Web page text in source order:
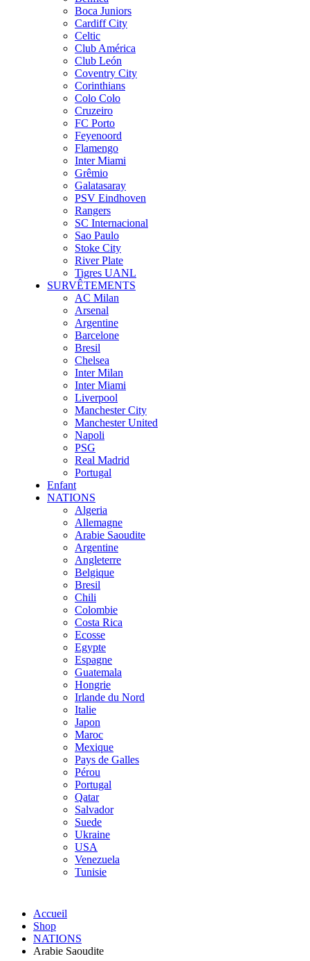
Boca Juniors
Cardiff City
Celtic
Club América
Club León
Coventry City
Corinthians
Colo Colo
Cruzeiro
FC Porto
Feyenoord
Flamengo
Inter Miami
Grêmio
Galatasaray
PSV Eindhoven
Rangers
SC Internacional
Sao Paulo
Stoke City
River Plate
Tigres UANL
SURVÊTEMENTS
AC Milan
Arsenal
Argentine
Barcelone
Bresil
Chelsea
Inter Milan
Inter Miami
Liverpool
Manchester City
Manchester United
Napoli
PSG
Real Madrid
Portugal
Enfant
NATIONS
Algeria
Allemagne
Arabie Saoudite
Argentine
Angleterre
Belgique
Bresil
Chili
Colombie
Costa Rica
Ecosse
Egypte
Espagne
Guatemala
Hongrie
Irlande du Nord
Italie
Japon
Maroc
Mexique
Pays de Galles
Pérou
Portugal
Qatar
Salvador
Suede
Ukraine
USA
Venezuela
Tunisie
Accueil
Shop
NATIONS
Arabie Saoudite